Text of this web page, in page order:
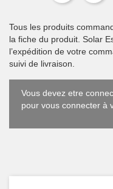
Tous les produits
la fiche du produit. Solar
l’expédition de votre
suivi de livraison.
Vous devez etre
pour vous connecter à